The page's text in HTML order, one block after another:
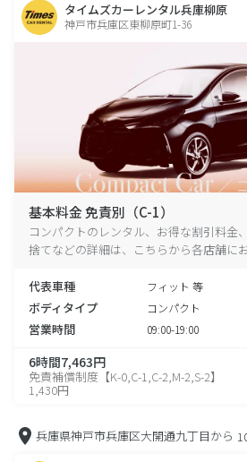
タイムズカーレンタル兵庫柳原
神戸市兵庫区東柳原町1-36
基本料金 免責別（C-1）
コンパクトのレンタル、お得な割引料金
捨てなどの詳細は、こちらから各店舗に
代表車種 フィット 等
ボディタイプ コンパクト
営業時間 09:00-19:00
6時間7,463円
免責補償制度【K-0,C-1,C-2,M-2,S-2】
1,430円
兵庫県神戸市兵庫区大開通九丁目から